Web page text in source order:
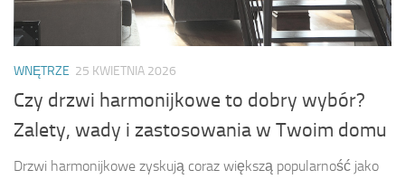
WNĘTRZE 25 KWIETNIA 2026
Czy drzwi harmonijkowe to dobry wybór?
Zalety, wady i zastosowania w Twoim domu
Drzwi harmonijkowe zyskują coraz większą popularność jako